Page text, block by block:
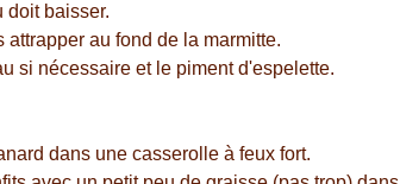
doit baisser.
au fond de la marmitte.
si nécessaire et le piment d'espelette.
dans une casserolle à feux fort.